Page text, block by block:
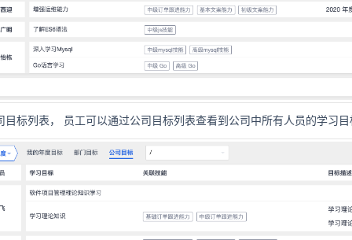
目标列表， 员工可以通过公司目标列表查看到公司中所有人员的学习